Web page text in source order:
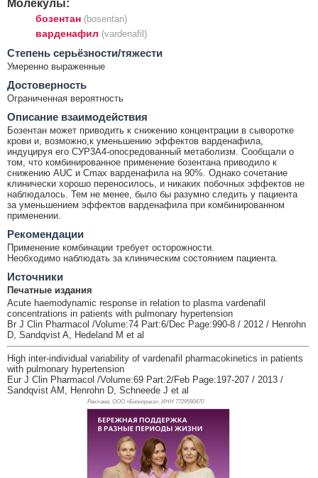
Молекулы:
бозентан (bosentan)
варденафил (vardenafil)
Cтепень серьёзности/тяжести
Умеренно выраженные
Достоверность
Ограниченная вероятность
Описание взаимодействия
Бозентан может приводить к снижению концентрации в сыворотке
крови и, возможно,к уменьшению эффектов варденафила,
индуцируя его СУР3А4-опосредованный метаболизм. Сообщали о
том, что комбинированное применение бозентана приводило к
снижению AUC и Cmax варденафила на 90%. Однако сочетание
клинически хорошо переносилось, и никаких побочных эффектов не
наблюдалось. Тем не менее, было бы разумно следить у пациента
за уменьшением эффектов варденафила при комбинированном
применении.
Рекомендации
Применение комбинации требует осторожности.
Необходимо наблюдать за клиническим состоянием пациента.
Источники
Печатные издания
Acute haemodynamic response in relation to plasma vardenafil
concentrations in patients with pulmonary hypertension
Br J Clin Pharmacol /Volume:74 Part:6/Dec Page:990-8 / 2012 / Henrohn
D, Sandqvist A, Hedeland M et al
High inter-individual variability of vardenafil pharmacokinetics in patients
with pulmonary hypertension
Eur J Clin Pharmacol /Volume:69 Part:2/Feb Page:197-207 / 2013 /
Sandqvist AM, Henrohn D, Schneede J et al
Реклама. ООО «Бионорика», ИНН 7729590470